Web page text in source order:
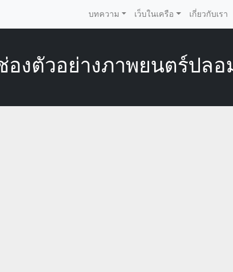
บทความ เว็บในเครือ เกี่ยวกับเรา
งตัวอย่างภาพยนตร์ปลอ